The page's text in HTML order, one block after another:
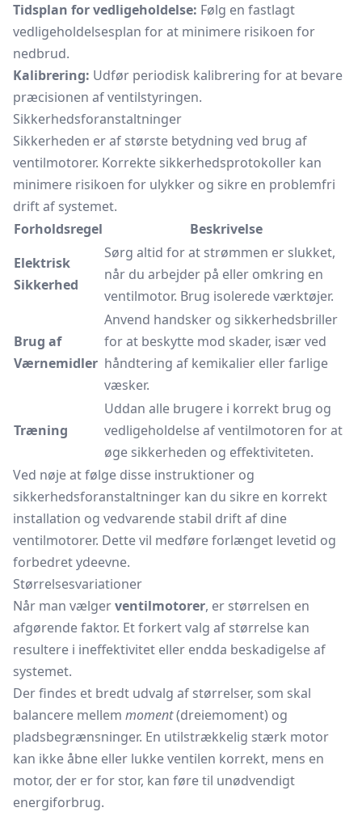
Tidsplan for vedligeholdelse: Følg en fastlagt
vedligeholdelsesplan for at minimere risikoen for
nedbrud.
Kalibrering: Udfør periodisk kalibrering for at bevare
præcisionen af ventilstyringen.
Sikkerhedsforanstaltninger
Sikkerheden er af største betydning ved brug af
ventilmotorer. Korrekte sikkerhedsprotokoller kan
minimere risikoen for ulykker og sikre en problemfri
drift af systemet.
Forholdsregel
Beskrivelse
Elektrisk
Sikkerhed
Sørg altid for at strømmen er slukket,
når du arbejder på eller omkring en
ventilmotor. Brug isolerede værktøjer.
Brug af
Værnemidler
Anvend handsker og sikkerhedsbriller
for at beskytte mod skader, især ved
håndtering af kemikalier eller farlige
væsker.
Træning
Uddan alle brugere i korrekt brug og
vedligeholdelse af ventilmotoren for at
øge sikkerheden og effektiviteten.
Ved nøje at følge disse instruktioner og
sikkerhedsforanstaltninger kan du sikre en korrekt
installation og vedvarende stabil drift af dine
ventilmotorer. Dette vil medføre forlænget levetid og
forbedret ydeevne.
Størrelsesvariationer
Når man vælgerventilmotorer, er størrelsen en
afgørende faktor. Et forkert valg af størrelse kan
resultere i ineffektivitet eller endda beskadigelse af
systemet.
Der findes et bredt udvalg af størrelser, som skal
balancere mellem moment(dreiemoment) og
pladsbegrænsninger. En utilstrækkelig stærk motor
kan ikke åbne eller lukke ventilen korrekt, mens en
motor, der er for stor, kan føre til unødvendigt
energiforbrug.